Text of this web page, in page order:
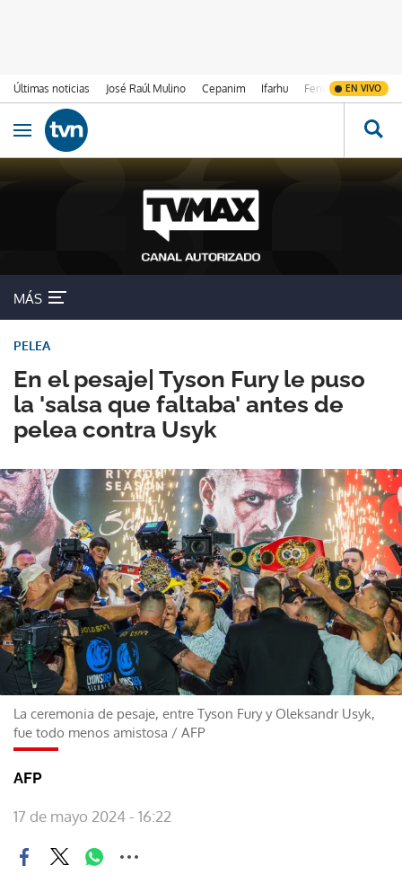
Últimas noticias José Raúl Mulino Cepanim Ifarhu Fenómeno de El
EN VIVO
Ir al contenido
Obrir navegació
MÁS
En el pesaje| Tyson Fury le puso
la 'salsa que faltaba' antes de
pelea contra Usyk
PELEA
La ceremonia de pesaje, entre Tyson Fury y Oleksandr Usyk,
fue todo menos amistosa / AFP
AFP
17 de mayo 2024 - 16:22